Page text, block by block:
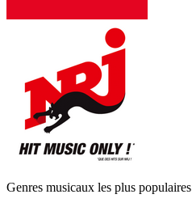
Genres musicaux les plus populaires